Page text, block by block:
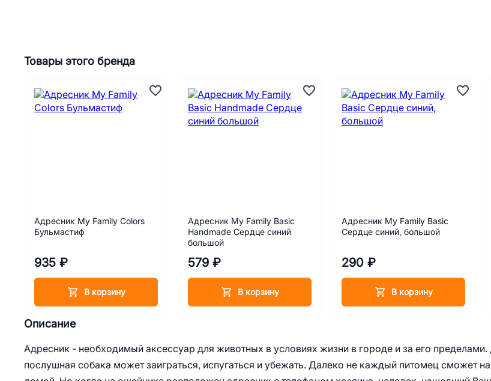
Описание
Адресник - необходимый аксессуар для животных в условиях жизни в городе и за его
послушная собака может заиграться, испугаться и убежать. Далеко не каждый питомец сможет
Товары этого бренда
Адресник My Family Colors
Бульмастиф
935 ₽
В корзину
Адресник My Family Basic
Handmade Сердце синий
большой
579 ₽
В корзину
Адресник My Family Basic
Сердце синий, большой
290 ₽
В корзину